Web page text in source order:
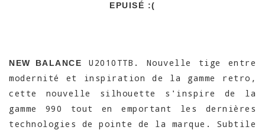
EPUISÉ :(
NEW BALANCE
U2010TTB. Nouvelle tige entre
modernité et inspiration de la gamme retro,
cette nouvelle silhouette s'inspire de la
gamme 990 tout en emportant les dernières
technologies de pointe de la marque. Subtile